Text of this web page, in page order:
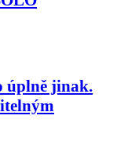
úplně jinak.